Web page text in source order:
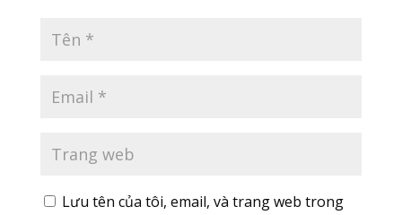
Lưu tên của tôi, email, và trang web trong